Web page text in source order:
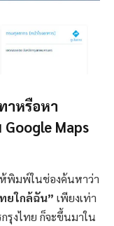
าหรือหา
Maps
พิมพ์ในช่องค้นหาว่า
ยใกล้ฉัน” เพียงเท่า
รุงไทย ก็จะขึ้นมาใน